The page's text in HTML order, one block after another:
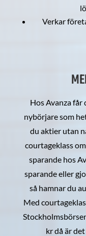
Verkar
Hos Avanza får
nybörjare som
du aktier utan
courtageklass
sparande hos
sparande eller
så hamnar du
Med
kr då är